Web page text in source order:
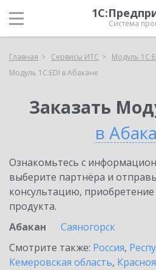
Система
Главная Сервисы ИТС
Модуль
Модуль 1C:EDI в Абакане
Заказать
в
Ознакомьтесь с
выберите партнёра и
консультацию,
продукта.
Абакан
Саяногорск
Смотрите также: Россия,
Кемеровская область,